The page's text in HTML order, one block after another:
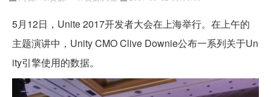
5月12日，Unite 2017开发者大会在上海举行。在上午的
主题演讲中，Unity CMO Clive Downie公布一系列关于Un
ity引擎使用的数据。